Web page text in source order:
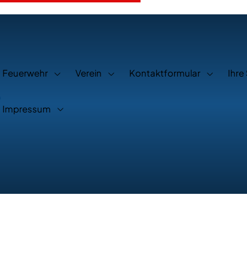
Feuerwehr Verein Kontaktformular Ihre
Impressum